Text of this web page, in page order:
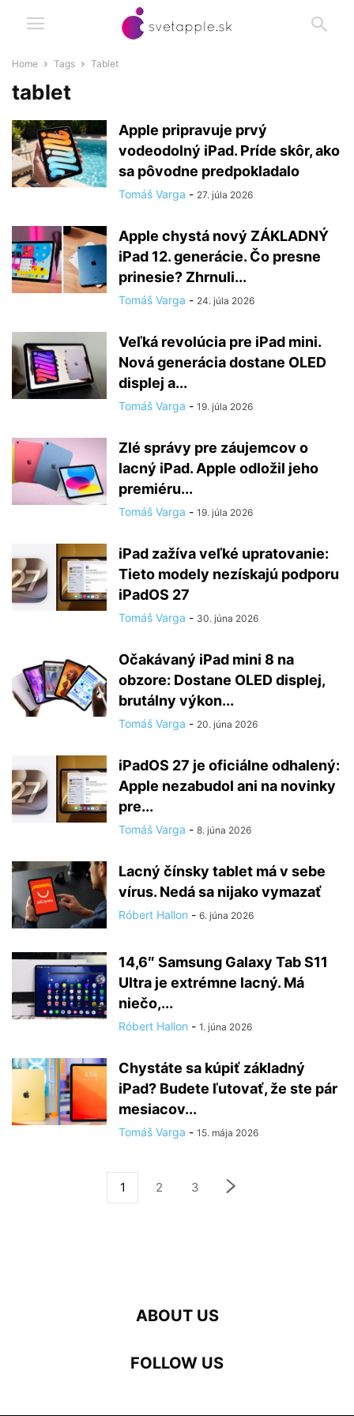
Home Tags Tablet
tablet
Apple pripravuje prvý
vodeodolný iPad. Príde skôr, ako
sa pôvodne predpokladalo
Tomáš Varga - 27. júla 2026
Apple chystá nový ZÁKLADNÝ
iPad 12. generácie. Čo presne
prinesie? Zhrnuli...
Tomáš Varga - 24. júla 2026
Veľká revolúcia pre iPad mini.
Nová generácia dostane OLED
displej a...
Tomáš Varga - 19. júla 2026
Zlé správy pre záujemcov o
lacný iPad. Apple odložil jeho
premiéru...
Tomáš Varga - 19. júla 2026
iPad zažíva veľké upratovanie:
Tieto modely nezískajú podporu
iPadOS 27
Tomáš Varga - 30. júna 2026
Očakávaný iPad mini 8 na
obzore: Dostane OLED displej,
brutálny výkon...
Tomáš Varga - 20. júna 2026
iPadOS 27 je oficiálne odhalený:
Apple nezabudol ani na novinky
pre...
Tomáš Varga - 8. júna 2026
Lacný čínsky tablet má v sebe
vírus. Nedá sa nijako vymazať
Róbert Hallon - 6. júna 2026
14,6″ Samsung Galaxy Tab S11
Ultra je extrémne lacný. Má
niečo,...
Róbert Hallon - 1. júna 2026
Chystáte sa kúpiť základný
iPad? Budete ľutovať, že ste pár
mesiacov...
Tomáš Varga - 15. mája 2026
1 2 3
ABOUT US
FOLLOW US